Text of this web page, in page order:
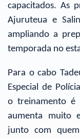
capacitados. As
Ajuruteua e
ampliando a
temporada no
Para o cabo
Especial de
o treinamento é
aumenta muito
junto com